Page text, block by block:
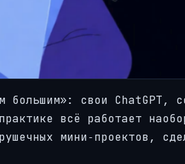
большим»: свои ChatGPT,
всё работает
мини‑проектов,